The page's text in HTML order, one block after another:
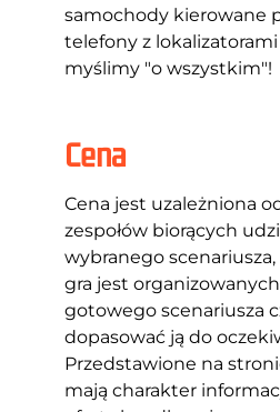
samochody kierowane
telefony z
myślimy "o wszystkim"!
Cena
Cena jest uzależniona
zespołów biorących
wybranego
gra jest
gotowego scenariusza
dopasować ją do
Przedstawione na
mają charakter